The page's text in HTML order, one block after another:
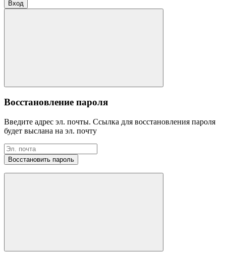
Вход
Восстановление пароля
Введите адрес эл. почты. Ссылка для восстановления пароля
будет выслана на эл. почту
Восстановить пароль